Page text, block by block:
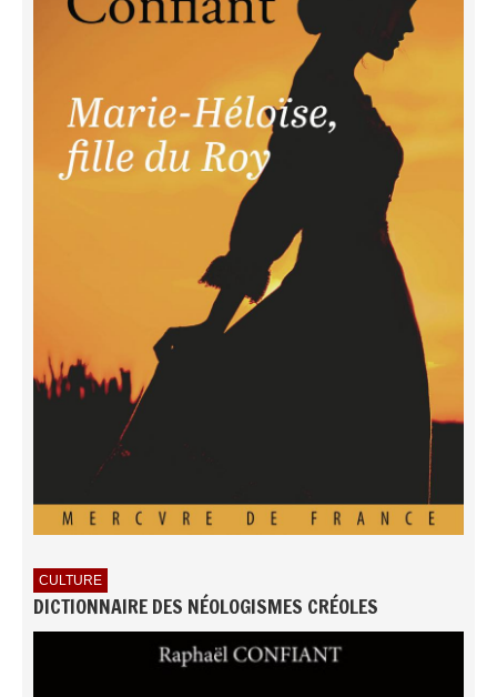
CULTURE
DICTIONNAIRE DES NÉOLOGISMES CRÉOLES